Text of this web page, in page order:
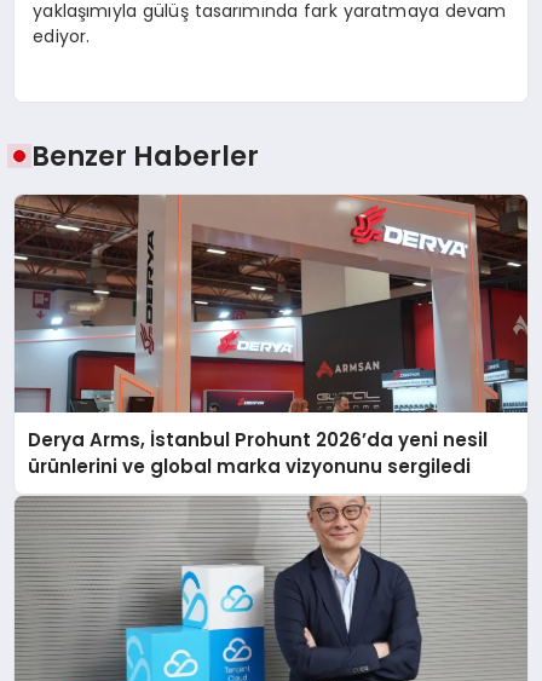
yaklaşımıyla gülüş tasarımında fark yaratmaya devam
ediyor.
Benzer Haberler
Derya Arms, İstanbul Prohunt 2026’da yeni nesil
ürünlerini ve global marka vizyonunu sergiledi